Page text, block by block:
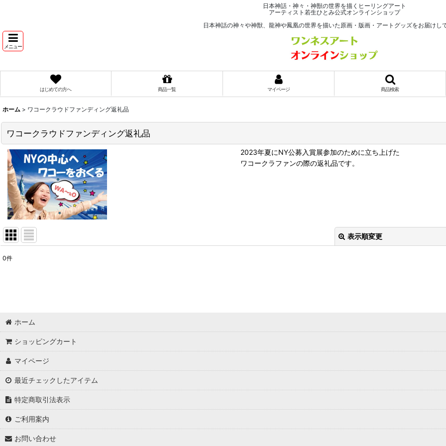
日本神話・神々・神獣の世界を描くヒーリングアート
アーティスト若生ひとみ公式オンラインショップ
日本神話の神々や神獣、龍神や鳳凰の世界を描いた原画・版画・アートグッズをお届けし
メニュー
はじめての方へ 商品一覧 マイページ 商品検索
ホーム > ワコークラウドファンディング返礼品
ワコークラウドファンディング返礼品
2023年夏にNY公募入賞展参加のために立ち上げた
ワコークラファンの際の返礼品です。
表示順変更
0件
ホーム
ショッピングカート
マイページ
最近チェックしたアイテム
特定商取引法表示
ご利用案内
お問い合わせ